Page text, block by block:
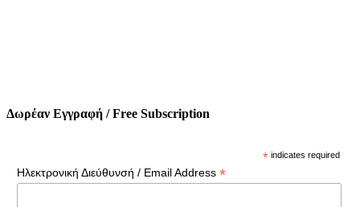
Δωρέαν Εγγραφή / Free Subscription
* indicates required
Ηλεκτρονική Διεύθυνσή / Email Address *